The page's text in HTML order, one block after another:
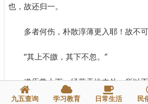
也，故还归一。
多者何伤，朴散淳薄更入耶！故不可
“其上不皦，其下不忽。”
道炁常上下，经营天地内外，所以
九五查询 学习教育 日常生活 民